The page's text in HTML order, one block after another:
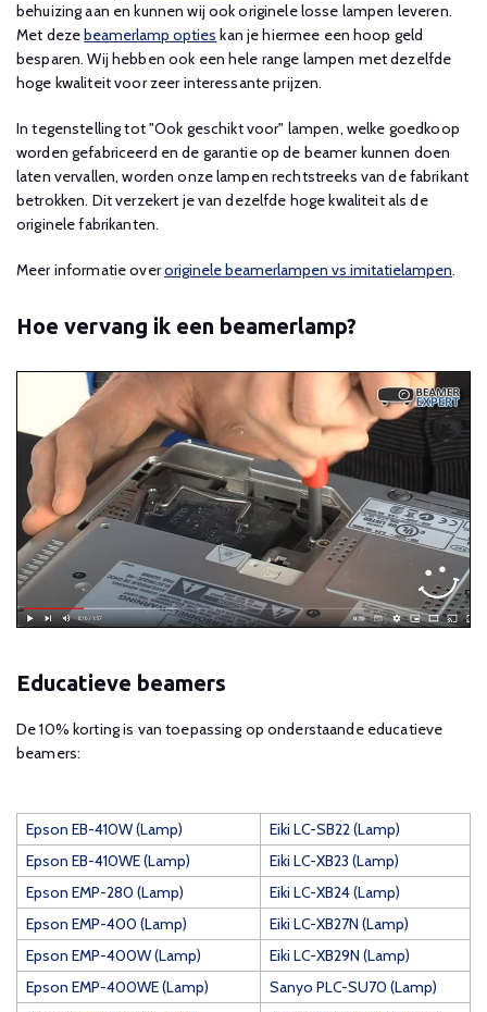
behuizing aan en kunnen wij ook originele losse lampen leveren.
Met dezebeamerlamp opties kan je hiermee een hoop geld
besparen. Wij hebben ook een hele range lampen met dezelfde
hoge kwaliteit voor zeer interessante prijzen.
In tegenstelling tot "Ook geschikt voor" lampen, welke goedkoop
worden gefabriceerd en de garantie op de beamer kunnen doen
laten vervallen, worden onze lampen rechtstreeks van de fabrikant
betrokken. Dit verzekert je van dezelfde hoge kwaliteit als de
originele fabrikanten.
Meer informatie overoriginele beamerlampen vs imitatielampen.
Hoe vervang ik een beamerlamp?
Educatieve beamers
De 10% korting is van toepassing op onderstaande educatieve
beamers:
Epson EB-410W (Lamp)
Eiki LC-SB22 (Lamp)
Epson EB-410WE (Lamp)
Eiki LC-XB23 (Lamp)
Epson EMP-280 (Lamp)
Eiki LC-XB24 (Lamp)
Epson EMP-400 (Lamp)
Eiki LC-XB27N (Lamp)
Epson EMP-400W (Lamp)
Eiki LC-XB29N (Lamp)
Epson EMP-400WE (Lamp)
Sanyo PLC-SU70 (Lamp)